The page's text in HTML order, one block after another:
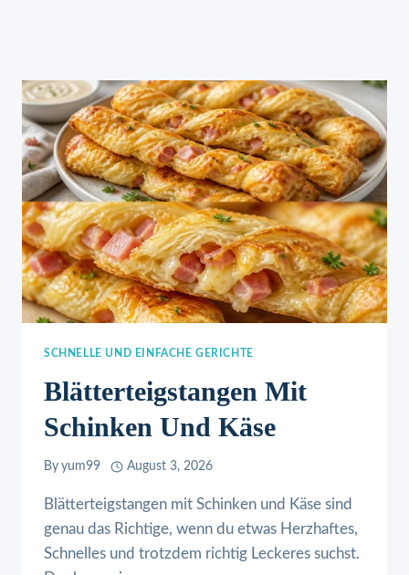
SCHNELLE UND EINFACHE GERICHTE
Blätterteigstangen Mit
Schinken Und Käse
By yum99 August 3, 2026
Blätterteigstangen mit Schinken und Käse sind
genau das Richtige, wenn du etwas Herzhaftes,
Schnelles und trotzdem richtig Leckeres suchst.